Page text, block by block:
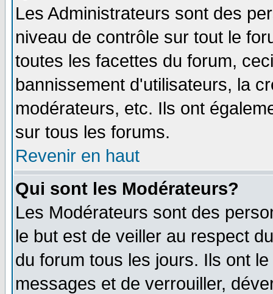
Les Administrateurs sont des
niveau de contrôle sur tout le
toutes les facettes du forum,
bannissement d'utilisateurs, la
modérateurs, etc. Ils ont
sur tous les forums.
Revenir en haut
Qui sont les Modérateurs?
Les Modérateurs sont des
le but est de veiller au respect
du forum tous les jours. Ils ont
messages et de verrouiller,